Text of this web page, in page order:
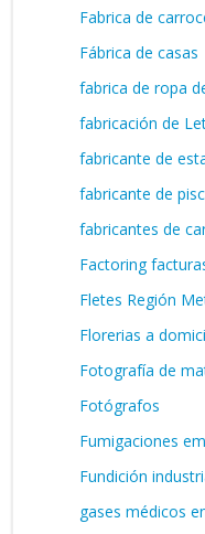
Fabrica de
Fábrica de casas
fabrica de ropa
fabricación de
fabricante de
fabricante de
fabricantes de
Factoring
Fletes Región
Florerias a
Fotografía de
Fotógrafos
Fumigaciones
Fundición
gases médicos